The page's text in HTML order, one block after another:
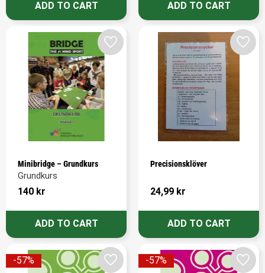
Minibridge – Grundkurs
Grundkurs
140 kr
Add to favorites
Precisionsklöver
24,99 kr
Add
57%
Add to favorites
57%
Add